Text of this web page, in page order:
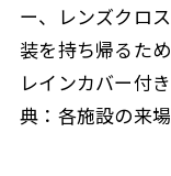
ー、レンズクロ
装を持ち帰るた
レインカバー付
典：各施設の来